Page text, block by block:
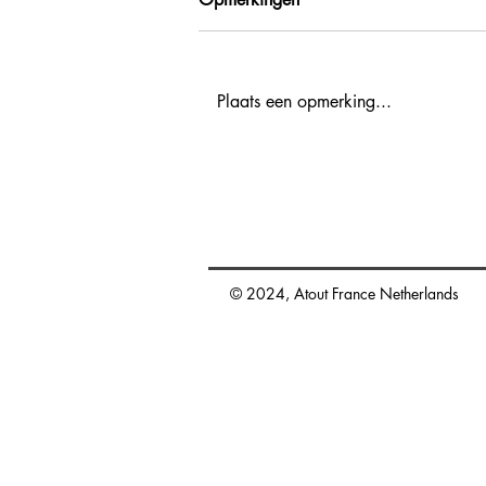
Plaats een opmerking...
© 2024, Atout France Netherlands